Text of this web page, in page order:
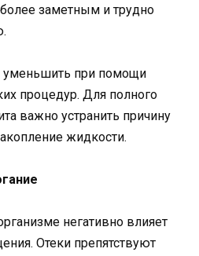
более заметным и трудно
уменьшить при помощи
процедур. Для полного
важно устранить причину
жидкости.
негативно влияет
Отеки препятствуют